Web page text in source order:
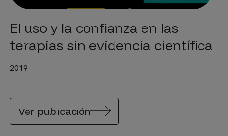
El uso y la confianza en las
terapias sin evidencia científica
2019
Ver publicación